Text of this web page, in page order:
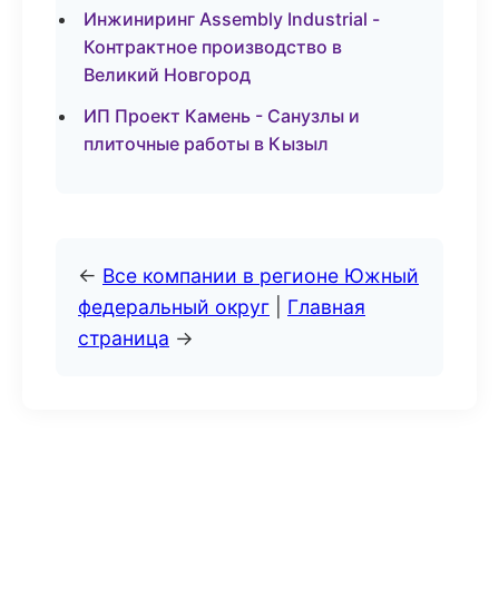
Инжиниринг Assembly Industrial -
Контрактное производство в
Великий Новгород
ИП Проект Камень - Санузлы и
плиточные работы в Кызыл
← Все компании в регионе Южный
федеральный округ
Главная
страница →